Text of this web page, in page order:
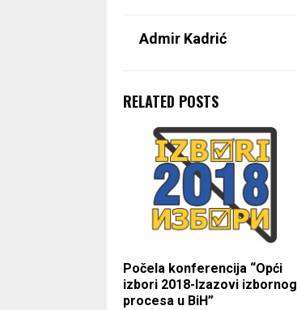
Admir Kadrić
RELATED POSTS
Počela konferencija “Opći
izbori 2018-Izazovi izbornog
procesa u BiH”